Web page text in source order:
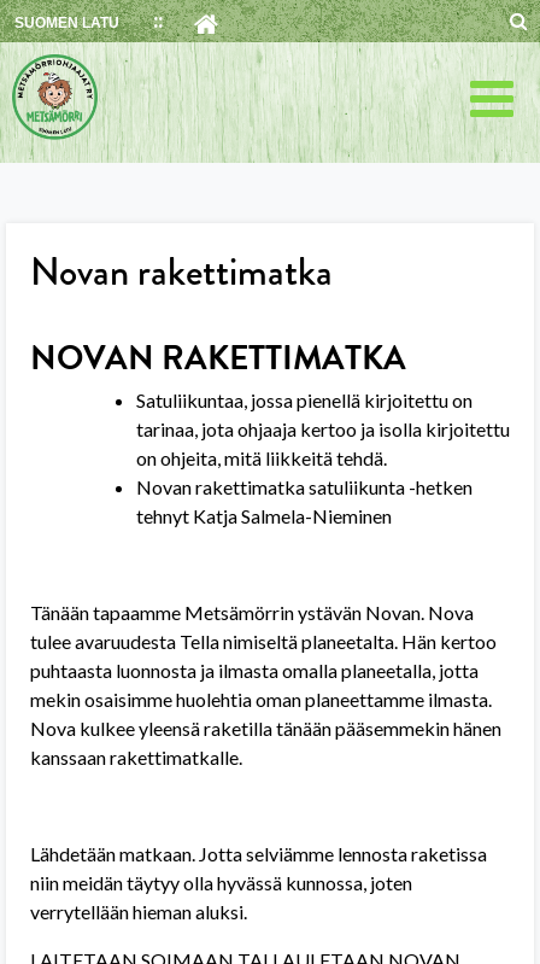
Skip
to
content
SUOMEN LATU
Novan rakettimatka
NOVAN RAKETTIMATKA
Satuliikuntaa, jossa pienellä kirjoitettu on
tarinaa, jota ohjaaja kertoo ja isolla kirjoitettu
on ohjeita, mitä liikkeitä tehdä.
Novan rakettimatka satuliikunta -hetken
tehnyt Katja Salmela-Nieminen
Tänään tapaamme Metsämörrin ystävän Novan. Nova
tulee avaruudesta Tella nimiseltä planeetalta. Hän kertoo
puhtaasta luonnosta ja ilmasta omalla planeetalla, jotta
mekin osaisimme huolehtia oman planeettamme ilmasta.
Nova kulkee yleensä raketilla tänään pääsemmekin hänen
kanssaan rakettimatkalle.
Lähdetään matkaan. Jotta selviämme lennosta raketissa
niin meidän täytyy olla hyvässä kunnossa, joten
verrytellään hieman aluksi.